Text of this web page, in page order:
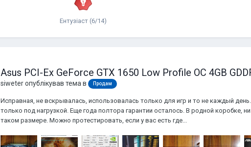
Ентузіаст (6/14)
Asus PCI-Ex GeForce GTX 1650 Low Profile OC 4GB
siweterопублікував тема в Продам
Исправная, не вскрывалась, использовалась только для игр и то не каждый
только под нагрузкой. Еще года полтора гарантии осталось. В родной коробке,
таком размере. Можно протестировать, если у вас есть где...